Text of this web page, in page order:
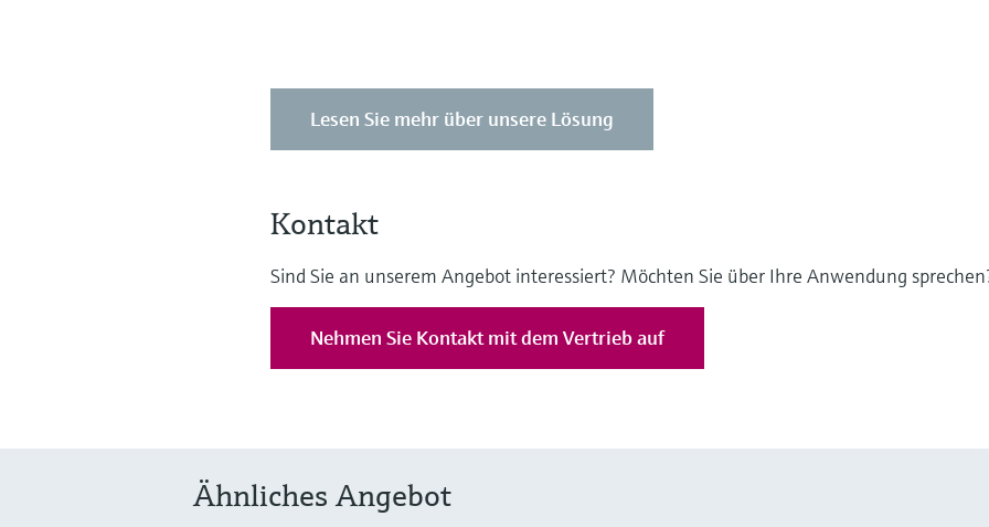
Lesen Sie mehr über unsere Lösung
Kontakt
Sind Sie an unserem Angebot interessiert? Möchten Sie über Ihre Anwendung
Nehmen Sie Kontakt mit dem Vertrieb auf
Ähnliches Angebot